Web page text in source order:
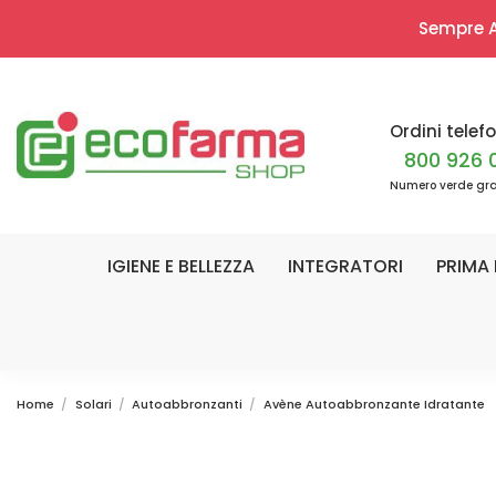
Sempre
Ordini
800 926
Numero verde
IGIENE E BELLEZZA INTEGRATORI PRIMA
Home Solari Autoabbronzanti Avène Autoabbronzante Idratante